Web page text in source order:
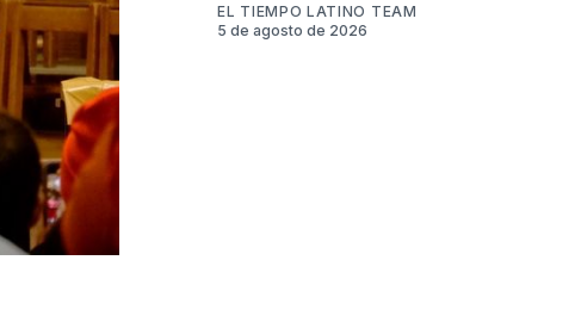
EL TIEMPO LATINO TEAM
5 de agosto de 2026